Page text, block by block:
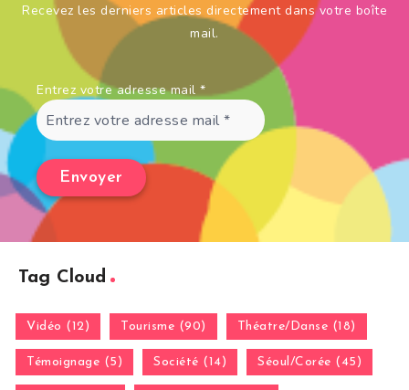
Recevez les derniers articles directement dans votre boîte
mail.
Entrez votre adresse mail *
Tag Cloud
Vidéo (12) Tourisme (90) Théatre/Danse (18)
Témoignage (5) Société (14) Séoul/Corée (45)